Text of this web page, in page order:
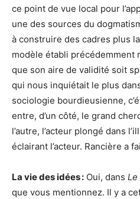
ce point de vue local pour
une des sources du
à construire des cadres plus
modèle établi précédemment
que son aire de validité soit
qui nous inquiétait le plus
sociologie bourdieusienne,
entre, d’un côté, le grand
l’autre, l’acteur plongé dans
éclairant l’acteur. Rancière a
La vie des idées : Oui, dans Le
que vous mentionnez. Il y a